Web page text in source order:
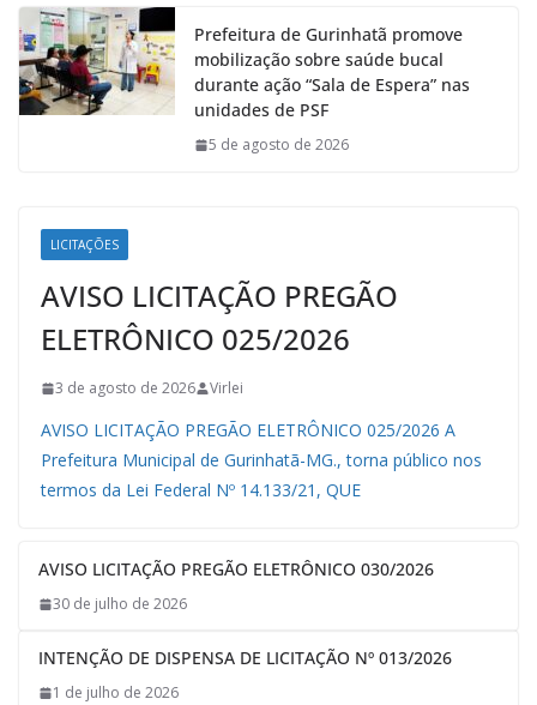
Prefeitura de Gurinhatã promove
mobilização sobre saúde bucal
durante ação “Sala de Espera” nas
unidades de PSF
5 de agosto de 2026
LICITAÇÕES
AVISO LICITAÇÃO PREGÃO
ELETRÔNICO 025/2026
3 de agosto de 2026 Virlei
AVISO LICITAÇÃO PREGÃO ELETRÔNICO 025/2026 A
Prefeitura Municipal de Gurinhatã-MG., torna público nos
termos da Lei Federal Nº 14.133/21, QUE
AVISO LICITAÇÃO PREGÃO ELETRÔNICO 030/2026
30 de julho de 2026
INTENÇÃO DE DISPENSA DE LICITAÇÃO Nº 013/2026
1 de julho de 2026